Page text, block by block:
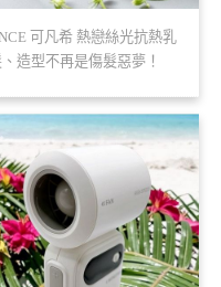
可凡希 熱戀絲光抗熱乳
造型不再是傷髮惡夢！